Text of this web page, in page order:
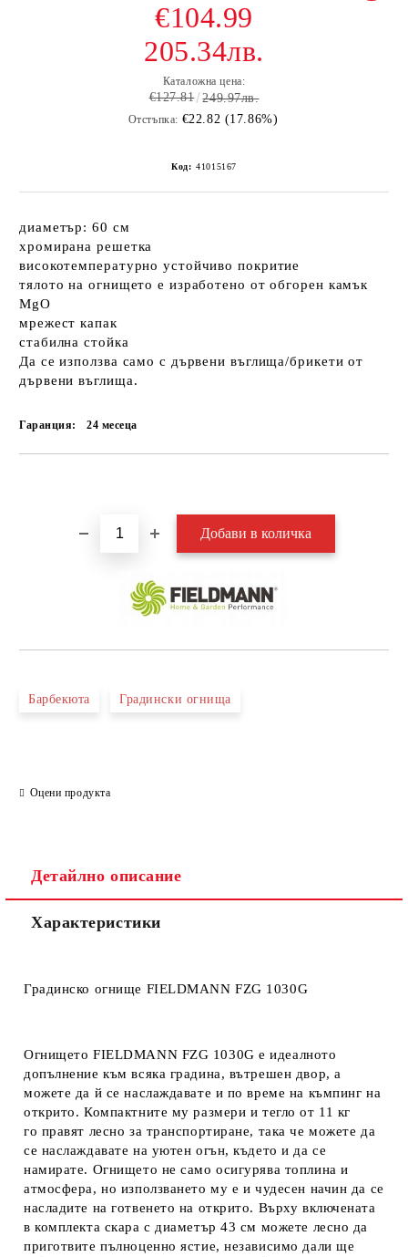
€104.99
205.34лв.
Каталожна цена:
€127.81 249.97лв.
Отстъпка: €22.82 (17.86%)
Код: 41015167
диаметър: 60 см
хромирана решетка
високотемпературно устойчиво покритие
тялото на огнището е изработено от обгорен камък
MgO
мрежест капак
стабилна стойка
Да се използва само с дървени въглища/брикети от
дървени въглища.
Гаранция: 24 месеца
Барбекюта Градински огнища
Оцени продукта
Детайлно описание
Характеристики
Градинско огнище FIELDMANN FZG 1030G
Огнището FIELDMANN FZG 1030Gе идеалното
допълнение към всяка градина, вътрешен двор, а
можете да й се наслаждавате и по време на къмпинг на
открито. Компактните му размери и тегло от 11 кг
го правят лесно за транспортиране, така че можете да
се наслаждавате на уютен огън, където и да се
намирате. Огнището не само осигурява топлина и
атмосфера, но използването му е и чудесен начин да се
насладите на готвенето на открито. Върху включената
в комплекта скара с диаметър 43 см можете лесно да
приготвите пълноценно ястие, независимо дали ще